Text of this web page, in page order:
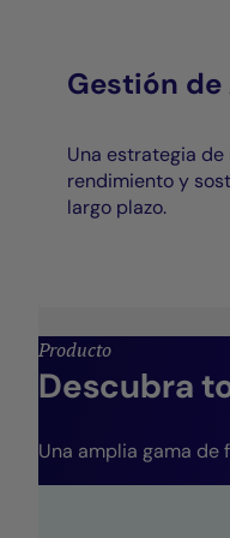
Gestión de
Una estrategia de
rendimiento y
largo plazo.
Producto
Descubra
Una amplia gama